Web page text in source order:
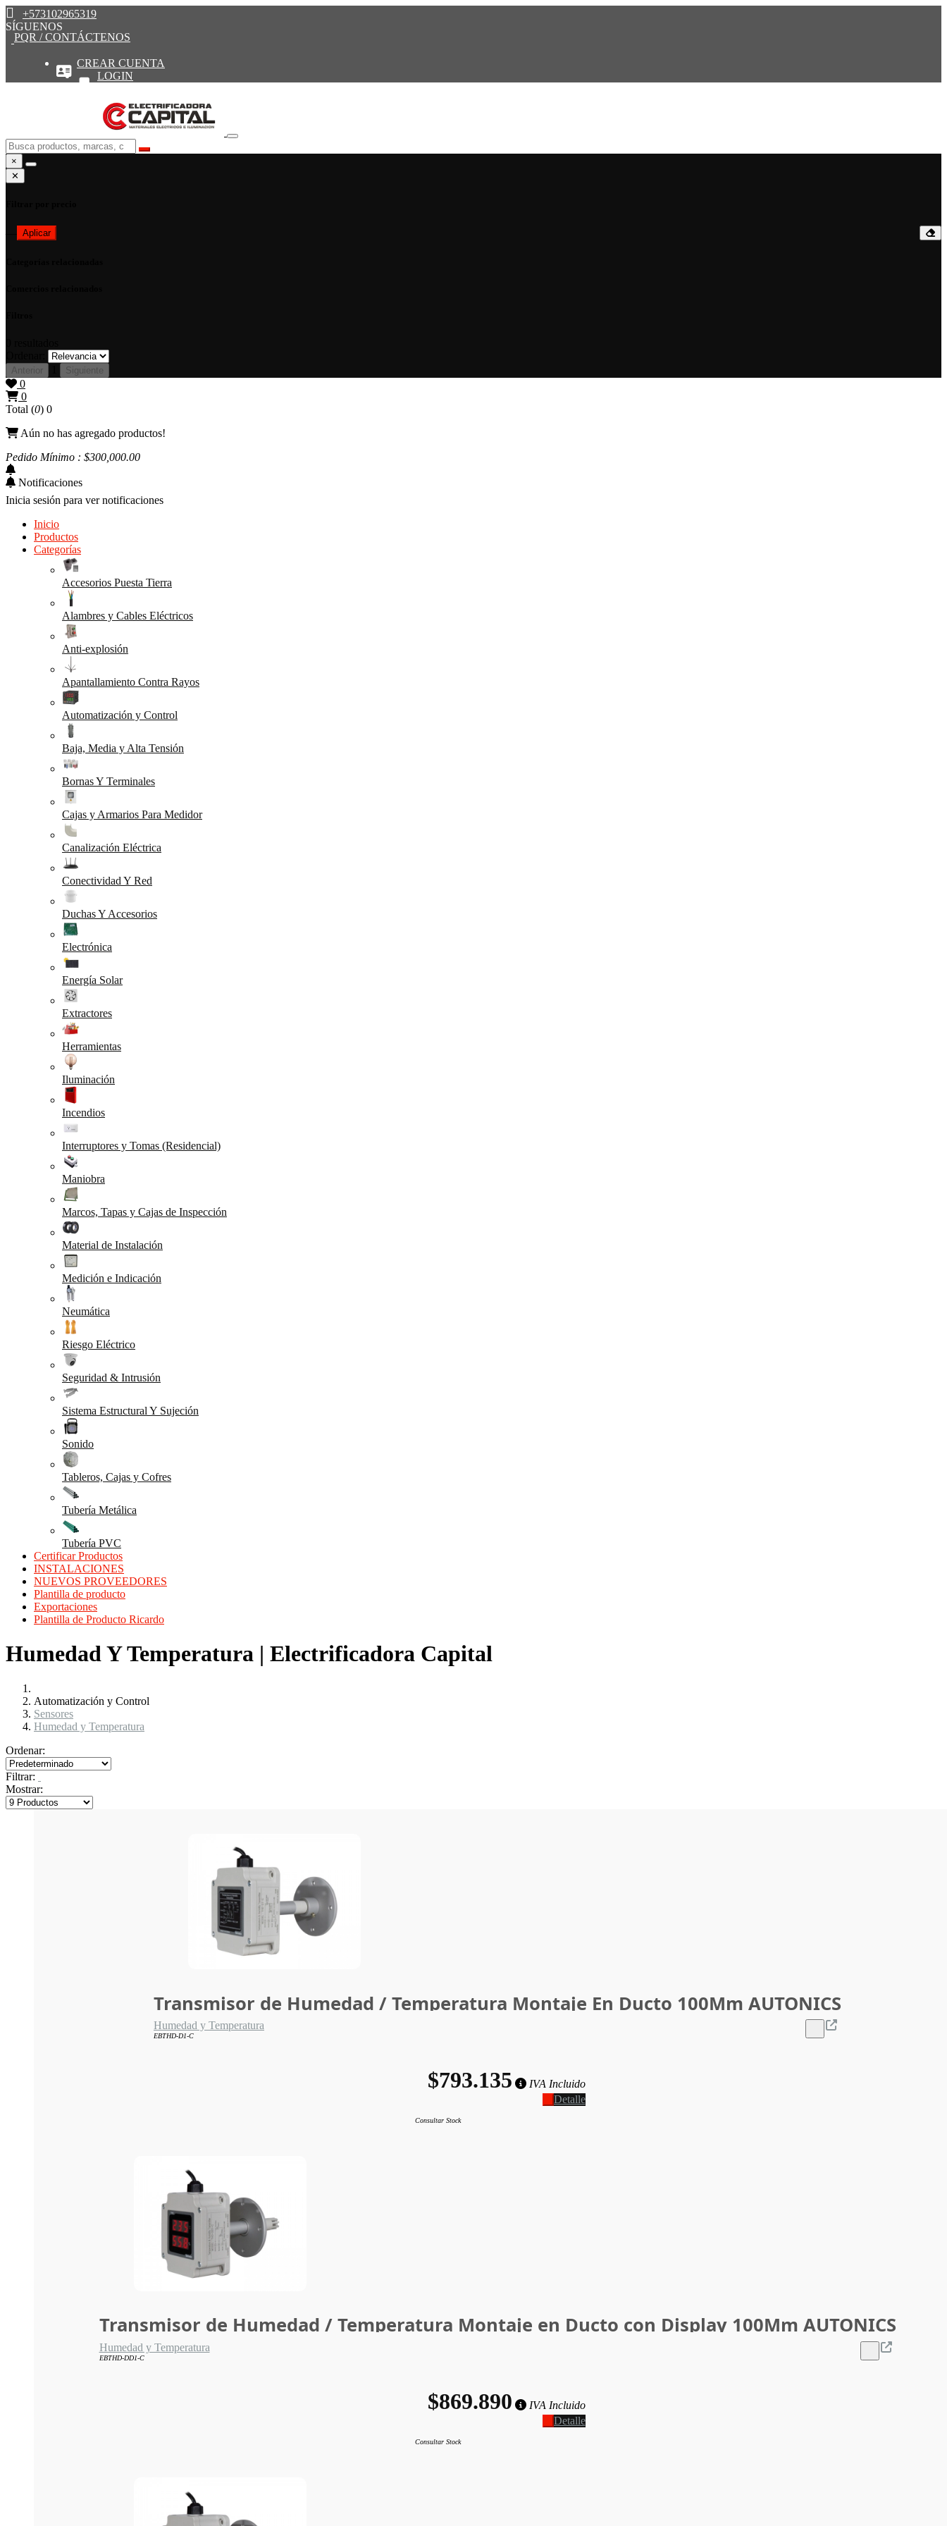
+573102965319
SÍGUENOS
PQR / CONTÁCTENOS
CREAR CUENTA
LOGIN
×
✕
Aplicar
Anterior Siguiente
0
0
Total (0) 0
Aún no has agregado productos!
Pedido Mínimo : $300,000.00
Notificaciones
Inicia sesión para ver notificaciones
Inicio
Productos
Categorías
Accesorios Puesta Tierra
Alambres y Cables Eléctricos
Anti-explosión
Apantallamiento Contra Rayos
Automatización y Control
Baja, Media y Alta Tensión
Bornas Y Terminales
Cajas y Armarios Para Medidor
Canalización Eléctrica
Conectividad Y Red
Duchas Y Accesorios
Electrónica
Energía Solar
Extractores
Herramientas
Iluminación
Incendios
Interruptores y Tomas (Residencial)
Maniobra
Marcos, Tapas y Cajas de Inspección
Material de Instalación
Medición e Indicación
Neumática
Riesgo Eléctrico
Seguridad & Intrusión
Sistema Estructural Y Sujeción
Sonido
Tableros, Cajas y Cofres
Tubería Metálica
Tubería PVC
Certificar Productos
INSTALACIONES
NUEVOS PROVEEDORES
Plantilla de producto
Exportaciones
Plantilla de Producto Ricardo
Humedad Y Temperatura | Electrificadora Capital
Automatización y Control
Sensores
Humedad y Temperatura
Ordenar:
Filtrar:
Mostrar:
Transmisor de Humedad / Temperatura Montaje En Ducto 100Mm AUTONICS
Humedad y Temperatura
EBTHD-D1-C
$793.135
IVA Incluido
Detalle
Consultar Stock
Transmisor de Humedad / Temperatura Montaje en Ducto con Display 100Mm AUTONICS
Humedad y Temperatura
EBTHD-DD1-C
$869.890
IVA Incluido
Detalle
Consultar Stock